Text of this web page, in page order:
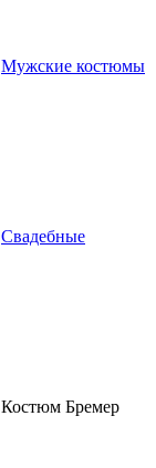
Мужские костюмы
Свадебные
Костюм Бремер